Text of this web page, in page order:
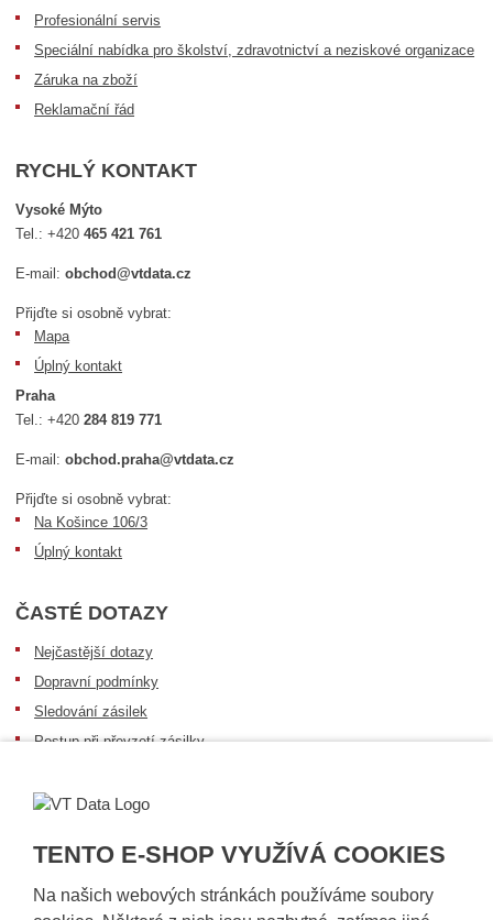
TENTO E-SHOP VYUŽÍVÁ COOKIES
Na našich webových stránkách používáme soubory
Profesionální servis
Speciální nabídka pro školství, zdravotnictví a neziskové organizace
Záruka na zboží
Reklamační řád
RYCHLÝ KONTAKT
Vysoké Mýto
Tel.:+420465 421 761
E-mail:obchod@vtdata.cz
Přijďte si osobně vybrat:
Mapa
Úplný kontakt
Praha
Tel.:+420284 819 771
E-mail:obchod.praha@vtdata.cz
Přijďte si osobně vybrat:
Na Košince 106/3
Úplný kontakt
ČASTÉ DOTAZY
Nejčastější dotazy
Dopravní podmínky
Sledování zásilek
Postup při převzetí zásilky
Obecné informace